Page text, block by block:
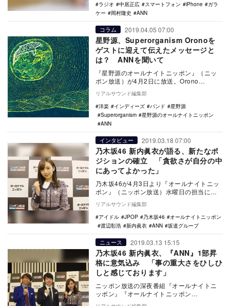
ラジオ
中居正広 スマートフォン iPhone
ガラ
ケー
岡村隆史 ANN
コラム 2019.04.05 07:00
星野源、Superorganism Oronoを
ゲストに迎えて伝えたメッセージと
は？ ANNを聞いて
『星野源のオールナイトニッポン』（ニッ
ポン放送）が4月2日に放送。Orono
noguchi（Superorganism）と、『…
リアルサウンド編集部
洋楽
インディーズ バンド
星野源
Superorganism
星野源のオールナイトニッポン
ANN
インタビュー 2019.03.18 07:00
乃木坂46 新内眞衣が語る、新たなポ
ジションの確立 「貪欲さが自分の中
にあってよかった」
乃木坂46が4月3日より『オールナイトニッ
ポン』（ニッポン放送）水曜日の担当に決
定。パーソナリティを新内眞衣が担当す
る。 新…
リアルサウンド編集部
アイドル
JPOP 乃木坂46
オールナイトニッポン
渡辺彰浩
新内眞衣 ANN 坂道グループ
ニュース 2019.03.13 15:15
乃木坂46 新内眞衣、『ANN』1部昇
格に意気込み 「事の重大さをひしひ
しと感じております」
ニッポン放送の深夜番組『オールナイトニ
ッポン』『オールナイトニッポン
0（ZERO）』のパーソナリティ発表記者会